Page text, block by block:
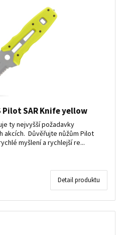
Pilot SAR Knife yellow
ty nejvyšší požadavky
akcích. Důvěřujte nůžům Pilot
myšlení a rychlejší re...
Detail produktu